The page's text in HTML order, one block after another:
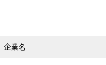
企業名